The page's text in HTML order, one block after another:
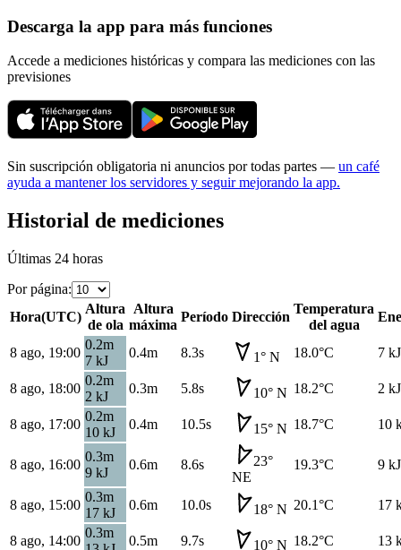
Descarga la app para más funciones
Accede a mediciones históricas y compara las mediciones con las
previsiones
Sin suscripción obligatoria ni anuncios por todas partes — un café
ayuda a mantener los servidores y seguir mejorando la app.
Historial de mediciones
Últimas 24 horas
Por página:
Hora(UTC)
Altura
de ola
Altura
máxima
Período Dirección
Temperatura
del agua
8 ago, 19:00
0.2m
7 kJ
0.4m 8.3s 1° N 18.0°C 7 kJ
8 ago, 18:00
0.2m
2 kJ
0.3m 5.8s 10° N 18.2°C 2 kJ
8 ago, 17:00
0.2m
10 kJ
0.4m 10.5s 15° N 18.7°C 10
8 ago, 16:00
0.3m
9 kJ
0.6m 8.6s 23°
NE
19.3°C 9 kJ
8 ago, 15:00
0.3m
17 kJ
0.6m 10.0s 18° N 20.1°C 17
8 ago, 14:00
0.3m
0.5m 9.7s 10° N 18.2°C 13